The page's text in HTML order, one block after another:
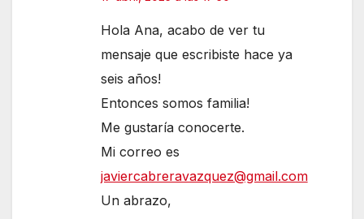
Hola Ana, acabo de ver tu
mensaje que escribiste hace ya
seis años!
Entonces somos familia!
Me gustaría conocerte.
Mi correo es
javiercabreravazquez@gmail.com
Un abrazo,